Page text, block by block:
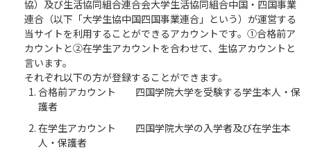
協）及び生活協同組合連合会大学生活協同組合中国・四国事業
連合（以下「大学生協中国四国事業連合」という）が運営する
当サイトを利用することができるアカウントです。①合格前ア
カウントと②在学生アカウントを合わせて、生協アカウントと
言います。
それぞれ以下の方が登録することができます。
合格前アカウント 四国学院大学を受験する学生本人・保
護者
在学生アカウント 四国学院大学の入学者及び在学生本
人・保護者